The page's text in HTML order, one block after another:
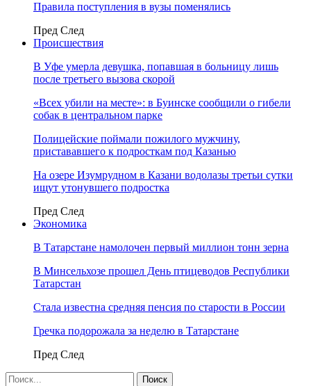
Правила поступления в вузы поменялись
Пред След
Происшествия
В Уфе умерла девушка, попавшая в больницу лишь
после третьего вызова скорой
«Всех убили на месте»: в Буинске сообщили о гибели
собак в центральном парке
Полицейские поймали пожилого мужчину,
пристававшего к подросткам под Казанью
На озере Изумрудном в Казани водолазы третьи сутки
ищут утонувшего подростка
Пред След
Экономика
В Татарстане намолочен первый миллион тонн зерна
В Минсельхозе прошел День птицеводов Республики
Татарстан
Стала известна средняя пенсия по старости в России
Гречка подорожала за неделю в Татарстане
Пред След